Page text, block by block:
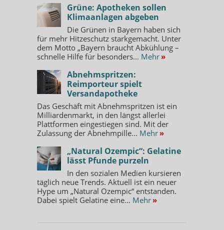
Grüne: Apotheken sollen
Klimaanlagen abgeben
Die Grünen in Bayern haben sich
für mehr Hitzeschutz starkgemacht. Unter
dem Motto „Bayern braucht Abkühlung –
schnelle Hilfe für besonders... Mehr »
Abnehmspritzen:
Reimporteur spielt
Versandapotheke
Das Geschäft mit Abnehmspritzen ist ein
Milliardenmarkt, in den längst allerlei
Plattformen eingestiegen sind. Mit der
Zulassung der Abnehmpille... Mehr »
„Natural Ozempic“: Gelatine
lässt Pfunde purzeln
In den sozialen Medien kursieren
täglich neue Trends. Aktuell ist ein neuer
Hype um „Natural Ozempic“ entstanden.
Dabei spielt Gelatine eine... Mehr »